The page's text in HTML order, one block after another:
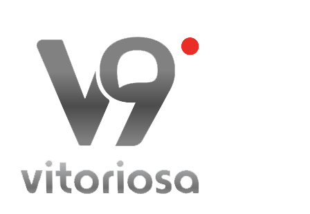
content